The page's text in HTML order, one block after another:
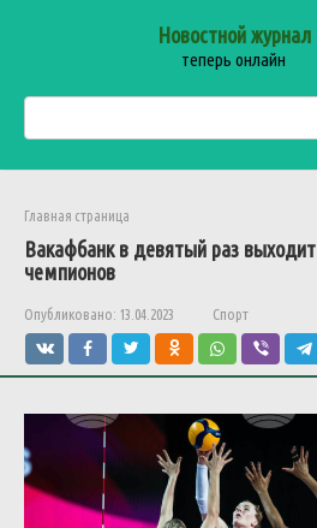
Новостной журнал
теперь онлайн
Главная страница
Вакафбанк в девятый раз выходит
чемпионов
Опубликовано: 13.04.2023 Спорт